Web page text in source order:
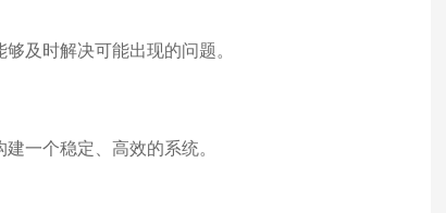
及时解决可能出现的问题。
一个稳定、高效的系统。